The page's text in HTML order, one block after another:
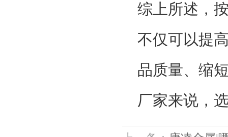
综上所述，
不仅可以提
品质量、缩
厂家来说，